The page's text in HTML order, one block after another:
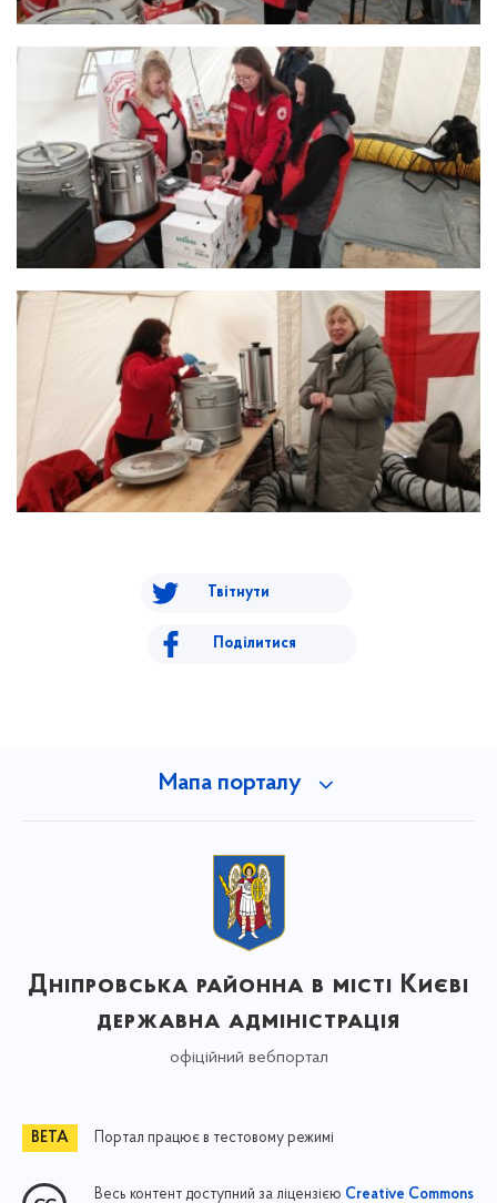
Твітнути
Поділитися
Мапа порталу
Дніпровська районна в місті Києві
державна адміністрація
офіційний вебпортал
Портал працює в тестовому режимі
Весь контент доступний за ліцензією Creative Commons